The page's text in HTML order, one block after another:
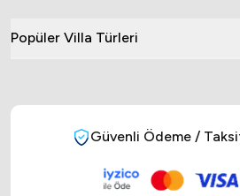
Popüler Villa Türleri
Güvenli Ödeme /